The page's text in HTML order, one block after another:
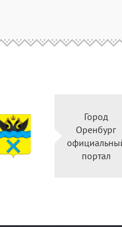
Город
Оренбург
портал